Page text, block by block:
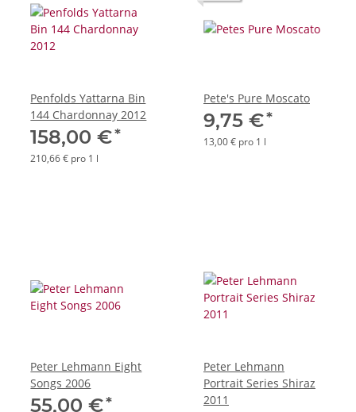
Penfolds Yattarna Bin
144 Chardonnay 2012
158,00 €*
210,66 € pro 1 l
Pete's Pure Moscato
9,75 €*
13,00 € pro 1 l
Peter Lehmann Eight
Songs 2006
55,00 €*
Peter Lehmann
Portrait Series Shiraz
2011